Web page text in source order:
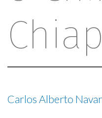
Carlos Alberto